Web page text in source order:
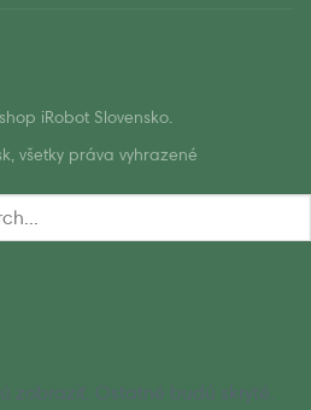
iRobot Slovensko.
všetky práva vyhrazené
zobraziť. Ostatné budú skryté.